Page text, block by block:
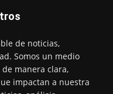
de noticias,
Somos un medio
manera clara,
impactan a nuestra